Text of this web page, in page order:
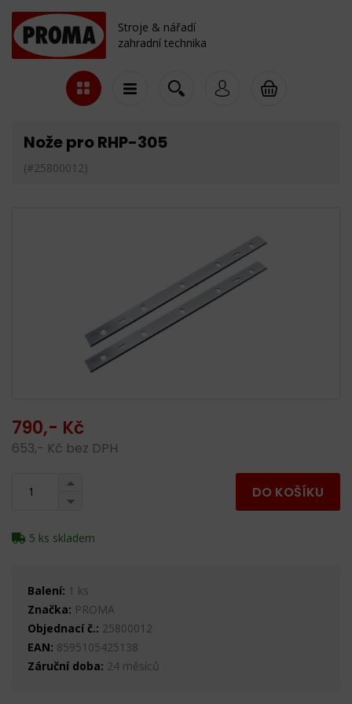
Stroje & nářadí
zahradní technika
Nože pro RHP-305
(#25800012)
790,- Kč
653,- Kč bez DPH
DO KOŠÍKU
5 ks skladem
Balení: 1 ks
Značka: PROMA
Objednací č.: 25800012
EAN: 8595105425138
Záruční doba: 24 měsíců